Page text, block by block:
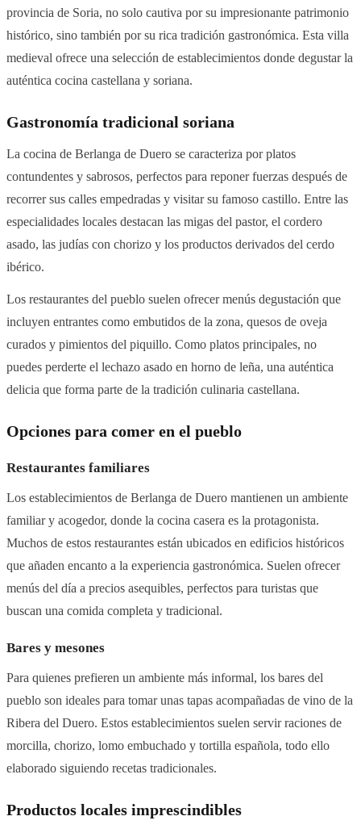
provincia de Soria, no solo cautiva por su impresionante patrimonio
histórico, sino también por su rica tradición gastronómica. Esta villa
medieval ofrece una selección de establecimientos donde degustar la
auténtica cocina castellana y soriana.
Gastronomía tradicional soriana
La cocina de Berlanga de Duero se caracteriza por platos
contundentes y sabrosos, perfectos para reponer fuerzas después de
recorrer sus calles empedradas y visitar su famoso castillo. Entre las
especialidades locales destacan las migas del pastor, el cordero
asado, las judías con chorizo y los productos derivados del cerdo
ibérico.
Los restaurantes del pueblo suelen ofrecer menús degustación que
incluyen entrantes como embutidos de la zona, quesos de oveja
curados y pimientos del piquillo. Como platos principales, no
puedes perderte el lechazo asado en horno de leña, una auténtica
delicia que forma parte de la tradición culinaria castellana.
Opciones para comer en el pueblo
Restaurantes familiares
Los establecimientos de Berlanga de Duero mantienen un ambiente
familiar y acogedor, donde la cocina casera es la protagonista.
Muchos de estos restaurantes están ubicados en edificios históricos
que añaden encanto a la experiencia gastronómica. Suelen ofrecer
menús del día a precios asequibles, perfectos para turistas que
buscan una comida completa y tradicional.
Bares y mesones
Para quienes prefieren un ambiente más informal, los bares del
pueblo son ideales para tomar unas tapas acompañadas de vino de la
Ribera del Duero. Estos establecimientos suelen servir raciones de
morcilla, chorizo, lomo embuchado y tortilla española, todo ello
elaborado siguiendo recetas tradicionales.
Productos locales imprescindibles